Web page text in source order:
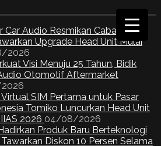
Car Audio Resmikan Cabang
Upgrade Head Unit Mulai
2026
Visi Menuju 25 Tahun, Bidik
Otomotif Aftermarket
SIM Pertama untuk Pasar
Tomiko Luncurkan Head Unit
2026 04/08/2026
Produk Baru Berteknologi
Diskon 10 Persen Selama